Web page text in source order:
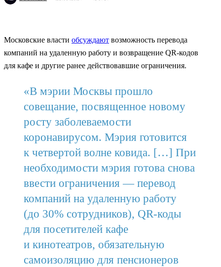
Московские власти обсуждают возможность перевода
компаний на удаленную работу и возвращение QR-кодов
для кафе и другие ранее действовавшие ограничения.
«В мэрии Москвы прошло
совещание, посвященное новому
росту заболеваемости
коронавирусом. Мэрия готовится
к четвертой волне ковида. […] При
необходимости мэрия готова снова
ввести ограничения — перевод
компаний на удаленную работу
(до 30% сотрудников), QR-коды
для посетителей кафе
и кинотеатров, обязательную
самоизоляцию для пенсионеров